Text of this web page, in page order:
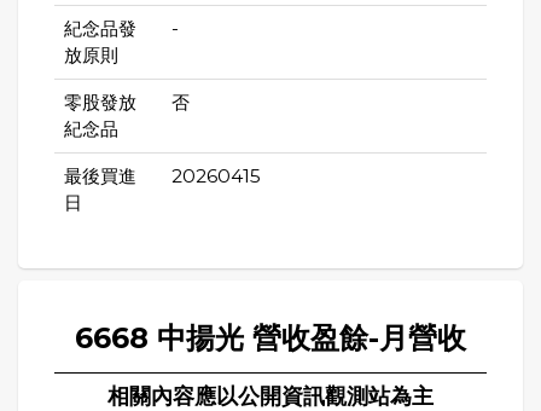
紀念品發
放原則
-
零股發放
紀念品
否
最後買進
日
20260415
6668 中揚光 營收盈餘-月營收
相關內容應以公開資訊觀測站為主